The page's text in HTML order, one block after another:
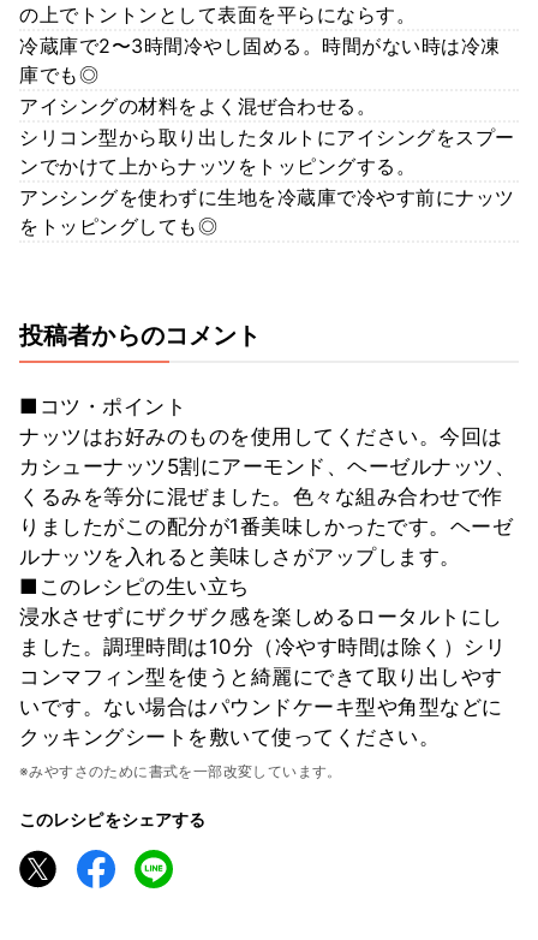
の上でトントンとして表面を平らにならす。
冷蔵庫で2〜3時間冷やし固める。時間がない時は冷凍
庫でも◎
アイシングの材料をよく混ぜ合わせる。
シリコン型から取り出したタルトにアイシングをスプー
ンでかけて上からナッツをトッピングする。
アンシングを使わずに生地を冷蔵庫で冷やす前にナッツ
をトッピングしても◎
投稿者からのコメント
■コツ・ポイント
ナッツはお好みのものを使用してください。今回は
カシューナッツ5割にアーモンド、ヘーゼルナッツ、
くるみを等分に混ぜました。色々な組み合わせで作
りましたがこの配分が1番美味しかったです。ヘーゼ
ルナッツを入れると美味しさがアップします。
■このレシピの生い立ち
浸水させずにザクザク感を楽しめるロータルトにし
ました。調理時間は10分（冷やす時間は除く）シリ
コンマフィン型を使うと綺麗にできて取り出しやす
いです。ない場合はパウンドケーキ型や角型などに
クッキングシートを敷いて使ってください。
※みやすさのために書式を一部改変しています。
このレシピをシェアする